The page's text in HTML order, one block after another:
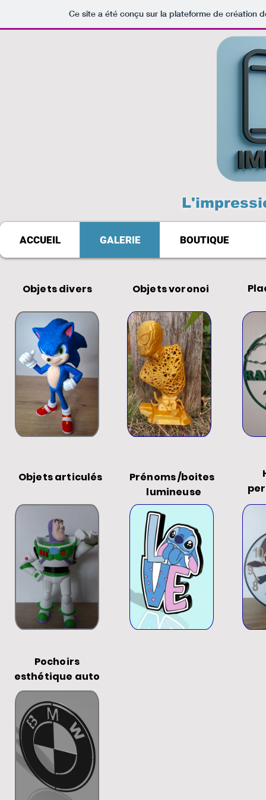
Ce site a été conçu sur la plateforme de création
ACCUEIL GALERIE BOUTIQUE
Objets divers Objets voronoi
Objets articulés
Prénoms /boites
lumineuse
Pochoirs
esthétique auto